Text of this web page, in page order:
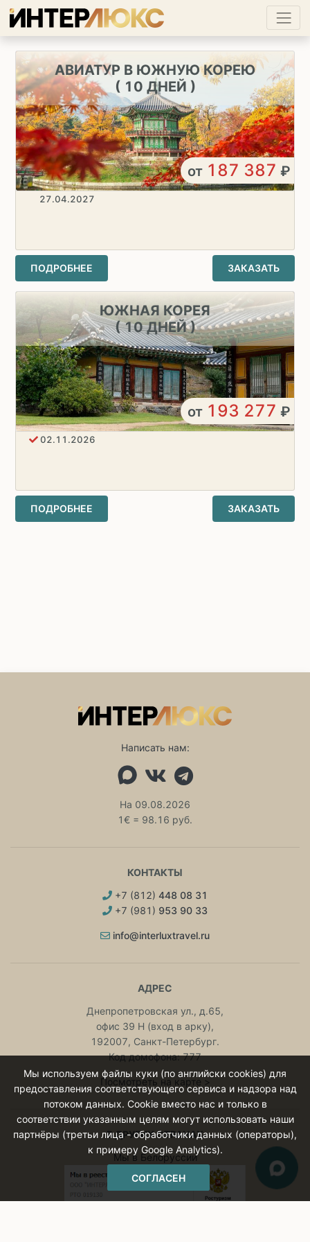
АВИАТУР В ЮЖНУЮ КОРЕЮ
( 10 ДНЕЙ )
от 187 387 ₽
27.04.2027
ПОДРОБНЕЕ ЗАКАЗАТЬ
ЮЖНАЯ КОРЕЯ
( 10 ДНЕЙ )
от 193 277 ₽
02.11.2026
ПОДРОБНЕЕ ЗАКАЗАТЬ
Написать нам:
На 09.08.2026
1€ = 98.16 руб.
КОНТАКТЫ
+7 (812) 448 08 31
+7 (981) 953 90 33
info@interluxtravel.ru
АДРЕС
Днепропетровская ул., д.65,
офис 39 Н (вход в арку),
192007, Санкт-Петербург.
Код домофона: 777
Посмотреть на карте >
В ДРУГИХ СТРАНАХ
Мы в Белоруссии
Мы используем файлы куки (по английски cookies) для
предоставления соответствующего сервиса и надзора над
потоком данных. Cookie вместо нас и только в
соответствии указанным целям могут использовать наши
партнёры (третьи лица - обработчики данных (операторы),
к примеру Google Analytics).
СОГЛАСЕН